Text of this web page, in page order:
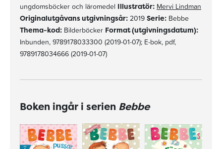
ungdomsböcker och läromedel Illustratör: Mervi Lindman
Originalutgåvans utgivningsår: 2019 Serie: Bebbe
Thema-kod: Bilderböcker Format (utgivningsdatum):
Inbunden, 9789178033300 (2019-01-07); E-bok, pdf,
9789178034666 (2019-01-07)
Boken ingår i serien Bebbe